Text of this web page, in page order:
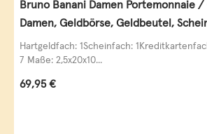
Bruno Banani Damen Portemonnaie
Damen, Geldbörse, Geldbeutel,
Leder
Hartgeldfach: 1Scheinfach:
7 Maße: 2,5x20x10...
Regulärer Preis:
69,95 €